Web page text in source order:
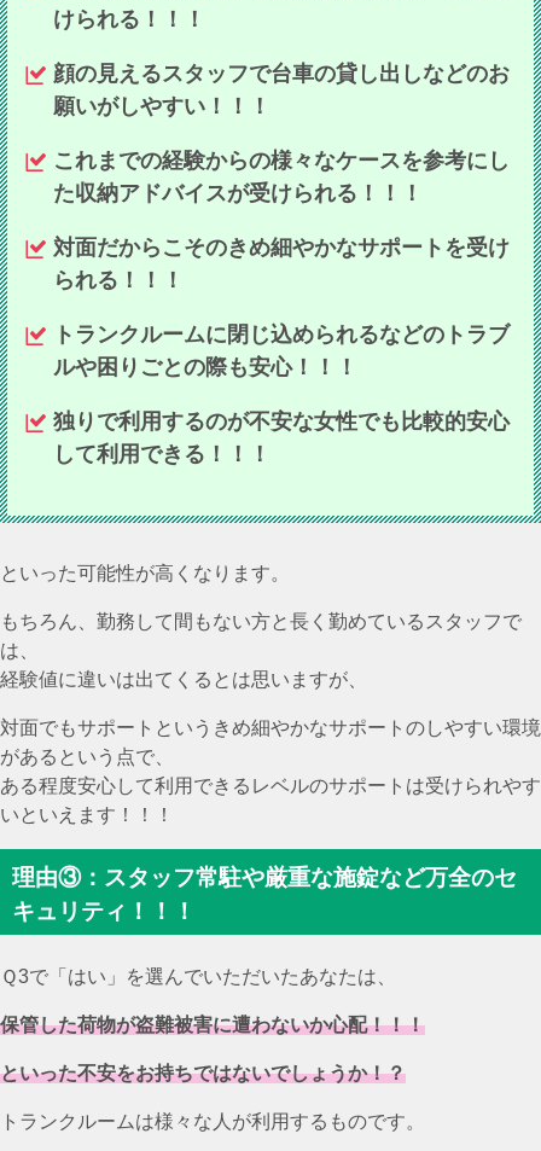
けられる！！！
顔の見えるスタッフで台車の貸し出しなどのお
願いがしやすい！！！
これまでの経験からの様々なケースを参考にし
た収納アドバイスが受けられる！！！
対面だからこそのきめ細やかなサポートを受け
られる！！！
トランクルームに閉じ込められるなどのトラブ
ルや困りごとの際も安心！！！
独りで利用するのが不安な女性でも比較的安心
して利用できる！！！
といった可能性が高くなります。
もちろん、勤務して間もない方と長く勤めているスタッフで
は、
経験値に違いは出てくるとは思いますが、
対面でもサポートというきめ細やかなサポートのしやすい環境
があるという点で、
ある程度安心して利用できるレベルのサポートは受けられやす
いといえます！！！
理由③：スタッフ常駐や厳重な施錠など万全のセ
キュリティ！！！
Ｑ3で「はい」を選んでいただいたあなたは、
保管した荷物が盗難被害に遭わないか心配！！！
といった不安をお持ちではないでしょうか！？
トランクルームは様々な人が利用するものです。